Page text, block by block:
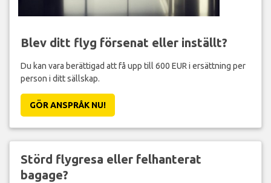
Blev ditt flyg försenat eller inställt?
Du kan vara berättigad att få upp till 600 EUR i ersättning per
person i ditt sällskap.
GÖR ANSPRÅK NU!
Störd flygresa eller felhanterat
bagage?